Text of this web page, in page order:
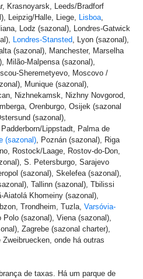
Krasnoyarsk, Leeds/Bradforf
Leipzig/Halle, Liege, Lisboa
Lodz (sazonal), Londres-Gatwick
Londres-Stansted , Lyon (sazonal),
(sazonal), Manchester, Marselha
Milão-Malpensa (sazonal),
Sheremetyevo, Moscovo /
Munique (sazonal),
Nizhnekamsk, Nizhny Novgorod,
Orenburgo, Osijek (sazonal
(sazonal),
Lippstadt, Palma de
(sazonal) , Poznán (sazonal), Riga
Rostock/Laage, Rostov-do-Don,
S. Petersburgo, Sarajevo
(sazonal), Skelefea (sazonal),
Tallinn (sazonal), Tbilissi
Khomeiny (sazonal),
Trondheim, Tuzla, Varsóvia-
(sazonal), Viena (sazonal),
Zagrebe (sazonal charter),
onde há outras
de taxas. Há um parque de